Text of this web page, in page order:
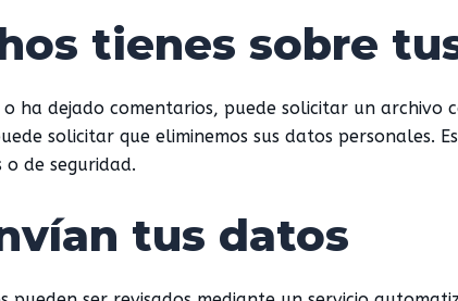
tienes sobre
ha dejado comentarios, puede solicitar un
solicitar que eliminemos sus datos personales.
de seguridad.
tus datos